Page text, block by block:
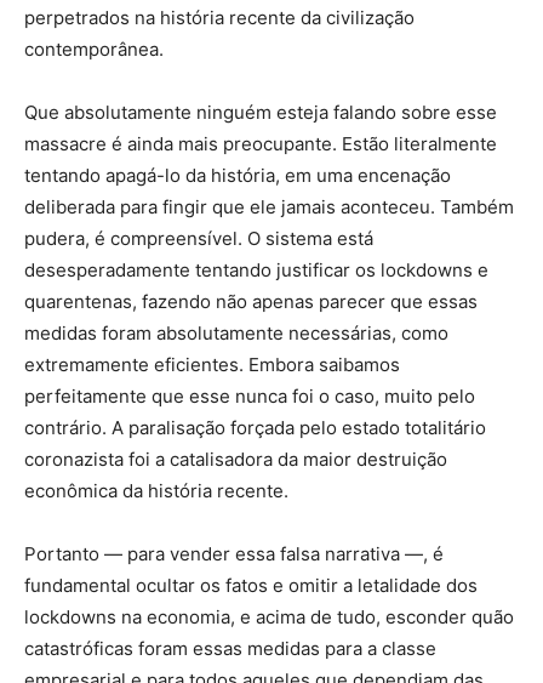
perpetrados na história recente da civilização
contemporânea.
Que absolutamente ninguém esteja falando sobre esse
massacre é ainda mais preocupante. Estão literalmente
tentando apagá-lo da história, em uma encenação
deliberada para fingir que ele jamais aconteceu. Também
pudera, é compreensível. O sistema está
desesperadamente tentando justificar os lockdowns e
quarentenas, fazendo não apenas parecer que essas
medidas foram absolutamente necessárias, como
extremamente eficientes. Embora saibamos
perfeitamente que esse nunca foi o caso, muito pelo
contrário. A paralisação forçada pelo estado totalitário
coronazista foi a catalisadora da maior destruição
econômica da história recente.
Portanto — para vender essa falsa narrativa —, é
fundamental ocultar os fatos e omitir a letalidade dos
lockdowns na economia, e acima de tudo, esconder quão
catastróficas foram essas medidas para a classe